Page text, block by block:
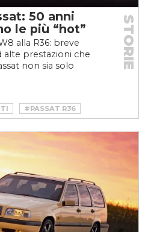
50 anni
le più “hot”
alla R36: breve
alte prestazioni che
non sia solo
STORIE
#PASSAT R36